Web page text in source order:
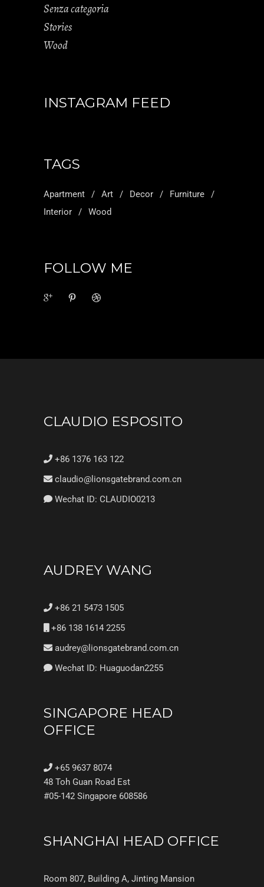
Senza categoria
Stories
Wood
INSTAGRAM FEED
TAGS
Apartment Art Decor
Furniture
Interior
Wood
FOLLOW ME
CLAUDIO ESPOSITO
+86 1376 163 122
claudio@lionsgatebrand.com.cn
Wechat ID: CLAUDIO0213
AUDREY WANG
+86 21 5473 1505
+86 138 1614 2255
audrey@lionsgatebrand.com.cn
Wechat ID: Huaguodan2255
SINGAPORE HEAD
OFFICE
+65 9637 8074
48 Toh Guan Road Est
#05-142 Singapore 608586
SHANGHAI HEAD OFFICE
Room 807, Building A, Jinting Mansion